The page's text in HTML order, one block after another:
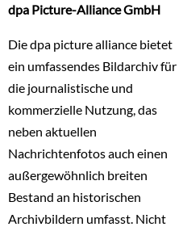
dpa Picture-Alliance GmbH
Die dpa picture alliance bietet
ein umfassendes Bildarchiv für
die journalistische und
kommerzielle Nutzung, das
neben aktuellen
Nachrichtenfotos auch einen
außergewöhnlich breiten
Bestand an historischen
Archivbildern umfasst. Nicht